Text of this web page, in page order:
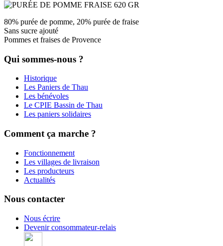
80% purée de pomme, 20% purée de fraise
Sans sucre ajouté
Pommes et fraises de Provence
Qui sommes-nous ?
Historique
Les Paniers de Thau
Les bénévoles
Le CPIE Bassin de Thau
Les paniers solidaires
Comment ça marche ?
Fonctionnement
Les villages de livraison
Les producteurs
Actualités
Nous contacter
Nous écrire
Devenir consommateur-relais